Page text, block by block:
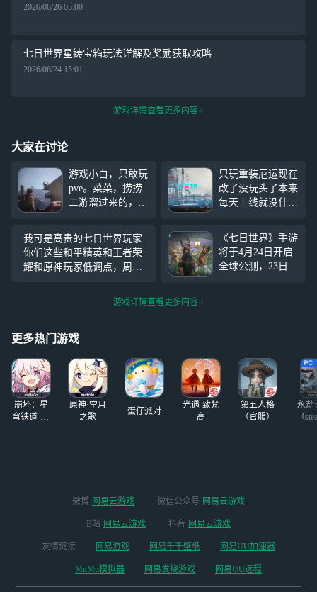
2026/06/26 05:00
七日世界星铸宝箱玩法详解及奖励获取攻略
2026/06/24 15:01
游戏详情查看更多内容
大家在讨论
游戏小白，只敢玩
pve。菜菜，捞捞
二游溜过来的，第
以为自己胆子比较
大应该能玩。然后
还是会被吓到……
有些地方不敢去
只玩重装厄运现在
改了没玩头了本来
每天上线就没什么
厄运去刷刷收容
物，现在你改了，
积累了好久的模组
全部报废我就感觉
我可是高贵的七日世界玩家
你们这些和平精英和王者荣
耀和原神玩家低调点，周处
《七日世界》手游
将于4月24日开启
全球公测，23日10
蓝图等你来拿！来
网易云游戏免下载
轻松在线畅玩《七
日世界》端手游双
端！ 你可以通过
畅玩。网易云游戏
支持手机（安卓和
及客户端，提供模
拟器般的体验，兼
游戏详情查看更多内容
更多热门游戏
崩坏：星
穹铁道-4.4
原神·空月
之歌
蛋仔派对
光遇-致梵
高
第五人格
（官服）
永劫
（
微博 网易云游戏 微信公众号 网易云游戏
B站 网易云游戏 抖音 网易云游戏
友情链接 网易游戏 网易千千壁纸 网易UU加速器
MuMu模拟器 网易发烧游戏 网易UU远程